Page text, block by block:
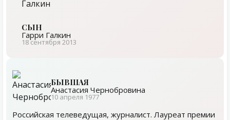
СЫН
Гарри Галкин
18 сентября 2013
БЫВШАЯ
Анастасия Чернобровина
10 апреля 1977
Российская телеведущая, журналист. Лауреат премии